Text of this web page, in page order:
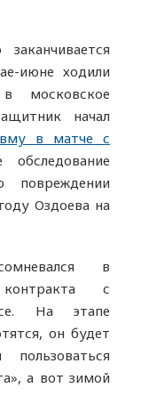
июне ходили
московское
начал
в матче с
повреждении
Оздоева на
в
контракта с
На этапе
он будет
а вот зимой